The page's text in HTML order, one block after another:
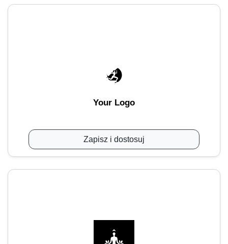
Your Logo
Zapisz i dostosuj